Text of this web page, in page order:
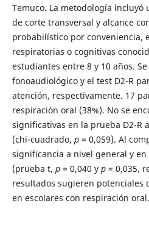
Temuco. La metodología incluyó
de corte transversal y alcance
probabilístico por conveniencia,
respiratorias o cognitivas
estudiantes entre 8 y 10 años.
fonoaudiológico y el test D2-R
atención, respectivamente. 17
respiración oral (38%). No se
significativas en la prueba D2-
(chi-cuadrado, p= 0,059). Al
significancia a nivel general y
(prueba t, p= 0,040 y p= 0,035,
resultados sugieren potenciales
en escolares con respiración oral.